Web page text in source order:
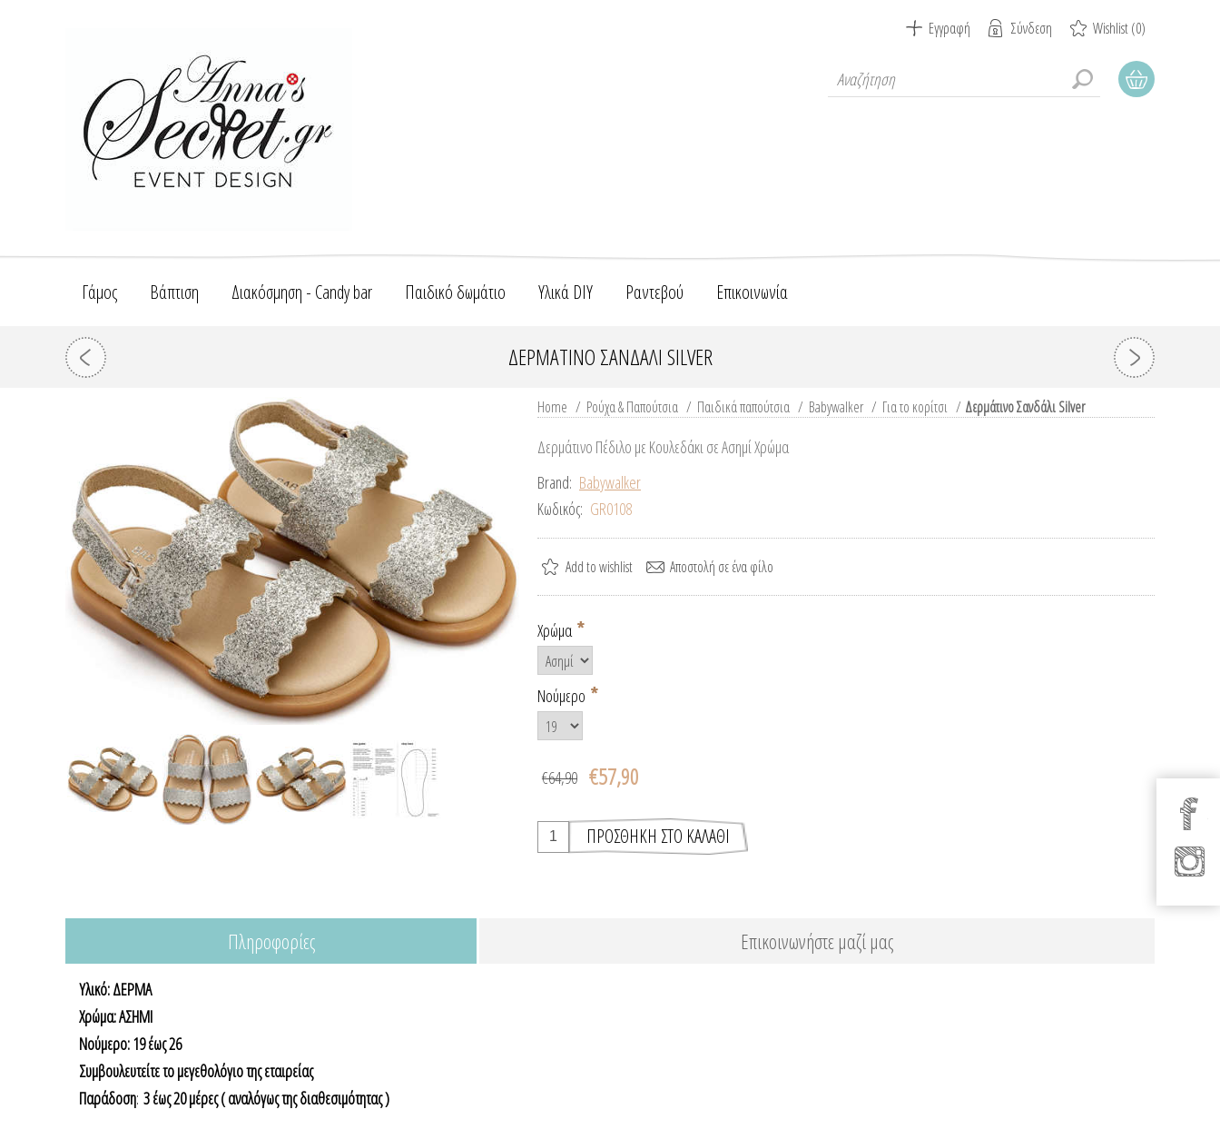
Εγγραφή Σύνδεση Wishlist(0)
Γάμος Βάπτιση Διακόσμηση - Candy bar Παιδικό δωμάτιο Υλικά DIY Ραντεβού Επικοινωνία
ΔΕΡΜΆΤΙΝΟ ΣΑΝΔΆΛΙ SILVER
Home / Ρούχα & Παπούτσια / Παιδικά παπούτσια / Babywalker / Για το κορίτσι / Δερμάτινο Σανδάλι Silver
Δερμάτινο Πέδιλο με Κουλεδάκι σε Ασημί Χρώμα
Brand: Babywalker
Κωδικός: GR0108
Χρώμα *
Νούμερο *
€64,90 €57,90
Πληροφορίες Επικοινωνήστε μαζί μας
Υλικό: ΔΕΡΜΑ
Χρώμα: ΑΣΗΜΙ
Nούμερο: 19 έως 26
Συμβουλευτείτε το μεγεθολόγιο της εταιρείας
Παράδοση: 3 έως 20 μέρες ( αναλόγως της διαθεσιμότητας )